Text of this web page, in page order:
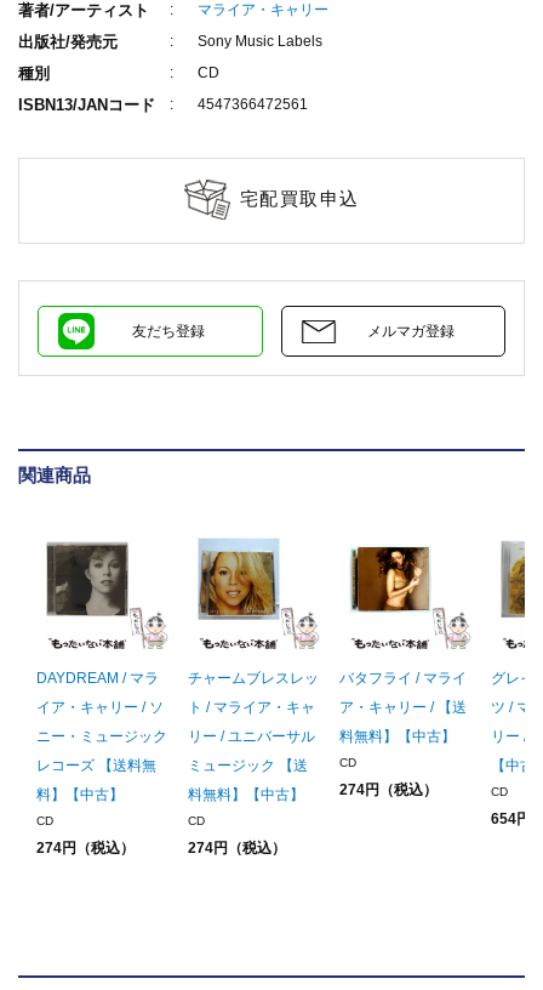
著者/アーティスト マライア・キャリー
出版社/発売元 Sony Music Labels
種別 CD
ISBN13/JANコード 4547366472561
宅配買取申込
友だち登録 メルマガ登録
関連商品
DAYDREAM / マラ
イア・キャリー / ソ
ニー・ミュージック
レコーズ 【送料無
料】【中古】
CD
274円（税込）
チャームブレスレッ
ト / マライア・キャ
リー / ユニバーサル
ミュージック 【送
料無料】【中古】
CD
274円（税込）
バタフライ / マライ
ア・キャリー / 【送
料無料】【中古】
CD
274円（税込）
グレイ
ツ / マ
リー /
【中古
CD
654円